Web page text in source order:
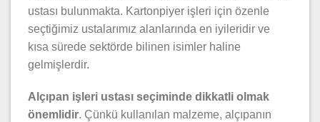
ustası bulunmakta. Kartonpiyer işleri için özenle
seçtiğimiz ustalarımız alanlarında en iyileridir ve
kısa sürede sektörde bilinen isimler haline
gelmişlerdir.
Alçıpan işleri ustası seçiminde dikkatli olmak
önemlidir. Çünkü kullanılan malzeme, alçıpanın